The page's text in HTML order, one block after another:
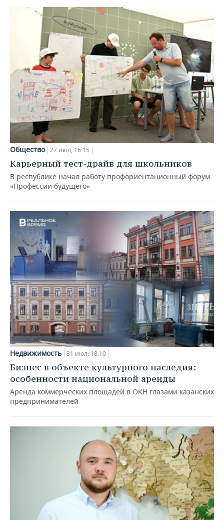
Общество 27 июл, 16:15
Карьерный тест-драйв для школьников
В республике начал работу профориентационный форум
«Профессии будущего»
Недвижимость 31 июл, 18:10
Бизнес в объекте культурного наследия:
особенности национальной аренды
Аренда коммерческих площадей в ОКН глазами казанских
предпринимателей